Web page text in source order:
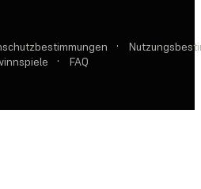
·
· FAQ